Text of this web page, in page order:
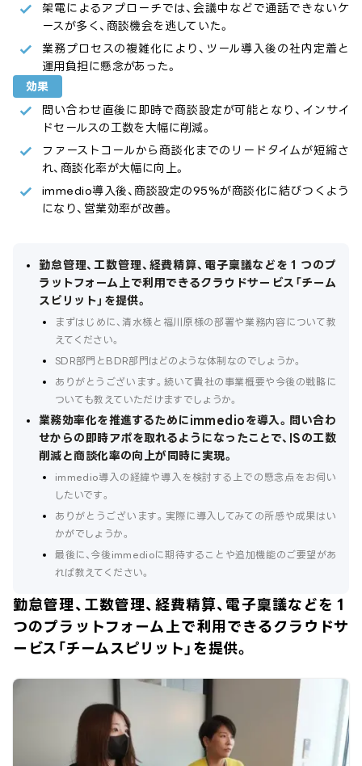
架電によるアプローチでは、会議中などで通話できないケ
ースが多く、商談機会を逃していた。
業務プロセスの複雑化により、ツール導入後の社内定着と
運用負担に懸念があった。
効果
問い合わせ直後に即時で商談設定が可能となり、インサイ
ドセールスの工数を大幅に削減。
ファーストコールから商談化までのリードタイムが短縮さ
れ、商談化率が大幅に向上。
immedio導入後、商談設定の95%が商談化に結びつくよう
になり、営業効率が改善。
勤怠管理、工数管理、経費精算、電子稟議などを１つのプ
ラットフォーム上で利用できるクラウドサービス「チーム
スピリット」を提供。
まずはじめに、清水様と福川原様の部署や業務内容について教
えてください。
SDR部門とBDR部門はどのような体制なのでしょうか。
ありがとうございます。続いて貴社の事業概要や今後の戦略に
ついても教えていただけますでしょうか。
業務効率化を推進するためにimmedioを導入。問い合わ
せからの即時アポを取れるようになったことで、ISの工数
削減と商談化率の向上が同時に実現。
immedio導入の経緯や導入を検討する上での懸念点をお伺い
したいです。
ありがとうございます。実際に導入してみての所感や成果はい
かがでしょうか。
最後に、今後immedioに期待することや追加機能のご要望があ
れば教えてください。
勤怠管理、工数管理、経費精算、電子稟議などを１
つのプラットフォーム上で利用できるクラウドサ
ービス「チームスピリット」を提供。